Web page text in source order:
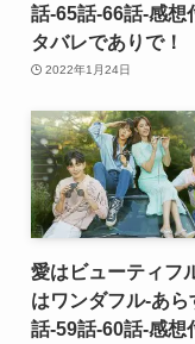
話-65話-66話-感想
タバレでありで！
2022年1月24日
愛はビューティフ
はワンダフル-あら
話-59話-60話-感想